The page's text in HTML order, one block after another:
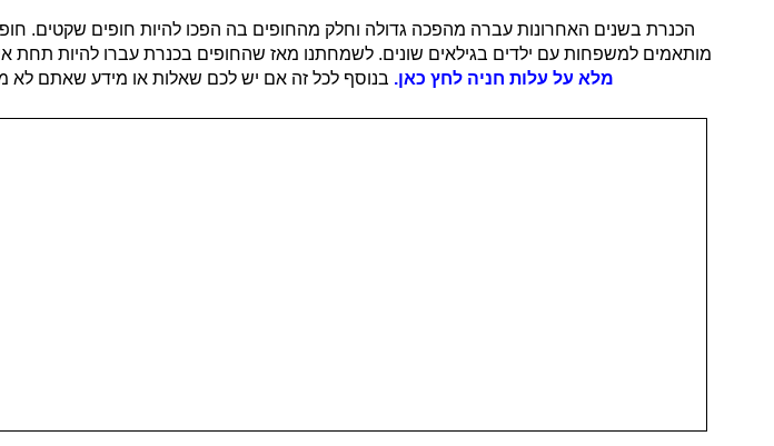
הכנרת בשנים האחרונות עברה מהפכה גדולה וחלק מהחופים בה הפכו להיות חופים שקטים.
מותאמים למשפחות עם ילדים בגילאים שונים. לשמחתנו מאז שהחופים בכנרת עברו להיות תחת
מלא על עלות חניה לחץ כאן. בנוסף לכל זה אם יש לכם שאלות או מידע שאתם לא מוצאים